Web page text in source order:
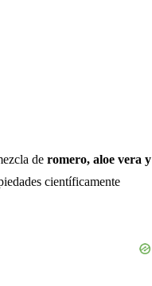
de romero, aloe vera y
científicamente